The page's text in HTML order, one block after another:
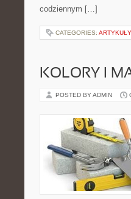
codziennym […]
CATEGORIES:
KOLORY I
POSTED BY ADMIN